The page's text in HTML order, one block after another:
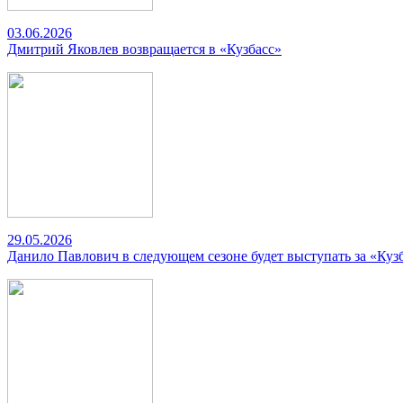
03.06.2026
Дмитрий Яковлев возвращается в «Кузбасс»
29.05.2026
Данило Павлович в следующем сезоне будет выступать за